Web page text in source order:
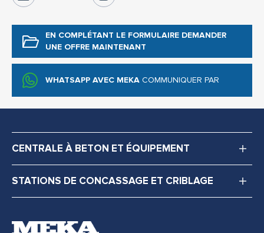
EN COMPLÉTANT LE FORMULAIRE DEMANDER
UNE OFFRE MAINTENANT
WHATSAPP AVEC MEKA COMMUNIQUER PAR
CENTRALE À BETON ET ÉQUIPEMENT
STATIONS DE CONCASSAGE ET CRIBLAGE